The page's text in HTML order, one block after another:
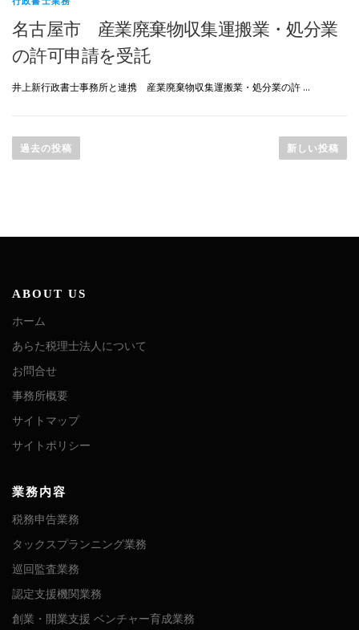
名古屋市 産業廃棄物収集運搬業・処分業
の許可申請を受託
井上新行政書士事務所と連携 産業廃棄物収集運搬業・処分業の許 …
稿
ン
過去の投稿 新しい投稿
ABOUT US
ホーム
あらた税理士法人について
お問合せ
事務所概要
サイトマップ
サイトポリシー
業務内容
税務申告業務
タックスプランニング業務
巡回監査業務
認定支援機関業務
創業・開業支援 ベンチャー育成業務